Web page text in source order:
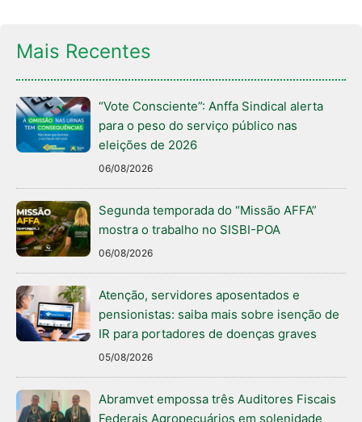
Mais Recentes
“Vote Consciente”: Anffa Sindical alerta
para o peso do serviço público nas
eleições de 2026
06/08/2026
Segunda temporada do “Missão AFFA”
mostra o trabalho no SISBI-POA
06/08/2026
Atenção, servidores aposentados e
pensionistas: saiba mais sobre isenção de
IR para portadores de doenças graves
05/08/2026
Abramvet empossa três Auditores Fiscais
Federais Agropecuários em solenidade